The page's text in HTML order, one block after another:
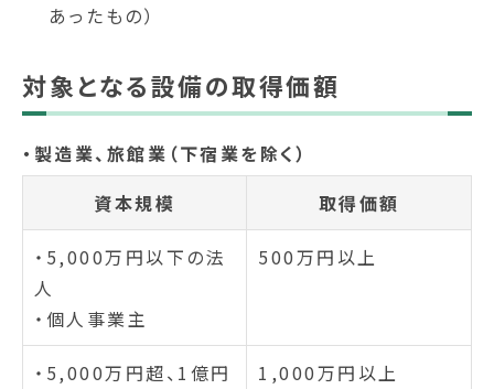
あったもの）
対象となる設備の取得価額
・製造業、旅館業（下宿業を除く）
資本規模
取得価額
・5,000万円以下の法
人
・個人事業主
500万円以上
・5,000万円超、1億円
1,000万円以上